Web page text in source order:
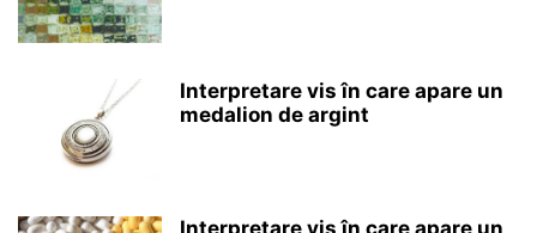
Interpretare vis în care apare un
medalion de argint